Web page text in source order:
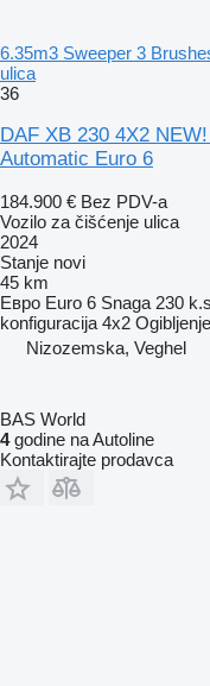
6.35m3 Sweeper 3
ulica
36
DAF XB 230 4X2
Automatic Euro 6
184.900 € Bez PDV-a
Vozilo za čišćenje ulica
2024
Stanje novi
45 km
Евро Euro 6 Snaga 230
konfiguracija 4x2 Ogibljenje
Nizozemska, Veghel
BAS World
4godine na Autoline
Kontaktirajte prodavca